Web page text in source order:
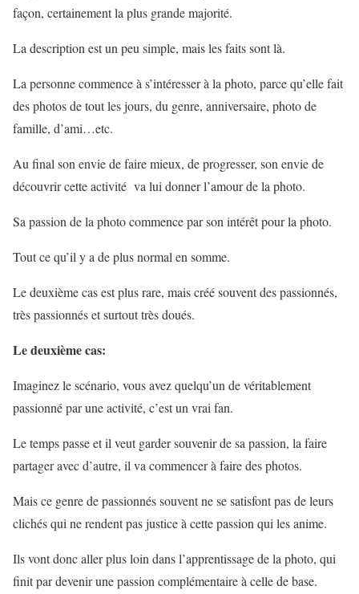
façon, certainement la plus grande majorité.
La description est un peu simple, mais les faits sont là.
La personne commence à s’intéresser à la photo, parce qu’elle fait
des photos de tout les jours, du genre, anniversaire, photo de
famille, d’ami…etc.
Au final son envie de faire mieux, de progresser, son envie de
découvrir cette activité va lui donner l’amour de la photo.
Sa passion de la photo commence par son intérêt pour la photo.
Tout ce qu’il y a de plus normal en somme.
Le deuxième cas est plus rare, mais créé souvent des passionnés,
très passionnés et surtout très doués.
Le deuxième cas:
Imaginez le scénario, vous avez quelqu’un de véritablement
passionné par une activité, c’est un vrai fan.
Le temps passe et il veut garder souvenir de sa passion, la faire
partager avec d’autre, il va commencer à faire des photos.
Mais ce genre de passionnés souvent ne se satisfont pas de leurs
clichés qui ne rendent pas justice à cette passion qui les anime.
Ils vont donc aller plus loin dans l’apprentissage de la photo, qui
finit par devenir une passion complémentaire à celle de base.